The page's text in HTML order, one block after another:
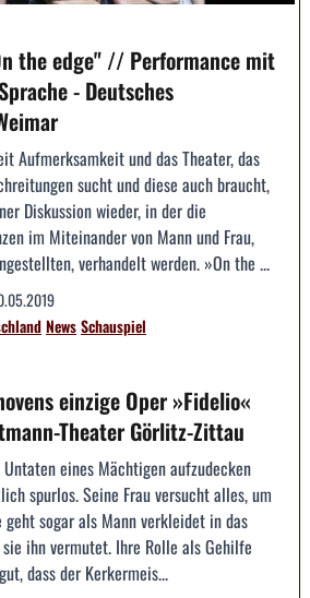
the edge" // Performance mit
- Deutsches
Aufmerksamkeit und das Theater, das
sucht und diese auch braucht,
Diskussion wieder, in der die
im Miteinander von Mann und Frau,
verhandelt werden. »On the ...
NewsSchauspiel
einzige Oper »Fidelio«
Theater Görlitz-Zittau
eines Mächtigen aufzudecken
spurlos. Seine Frau versucht alles, um
geht sogar als Mann verkleidet in das
ihn vermutet. Ihre Rolle als Gehilfe
dass der Kerkermeis...